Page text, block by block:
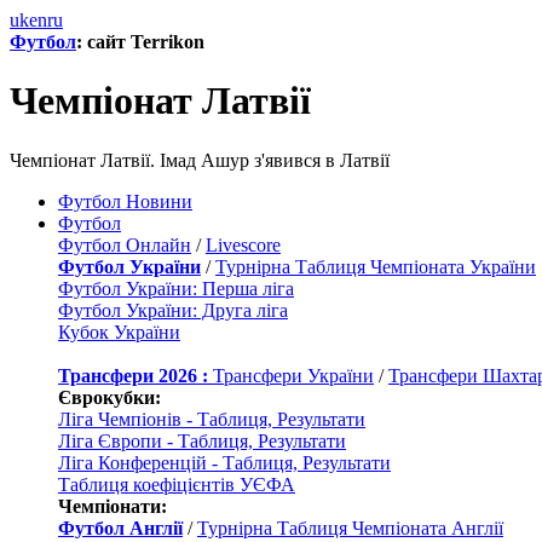
ukenru
Футбол: сайт Terrikon
Чемпiонат Латвiї
Чемпiонат Латвiї. Імад Ашур з'явився в Латвії
Футбол Новини
Футбол
Футбол Онлайн /Livescore
Футбол України /Турнірна Таблиця Чемпіоната України
Футбол України: Перша ліга
Футбол України: Друга ліга
Кубок України
Трансфери 2026 : Трансфери України /Трансфери
Єврокубки:
Ліга Чемпіонів - Таблиця, Результати
Ліга Європи - Таблиця, Результати
Ліга Конференцій - Таблиця, Результати
Таблиця коефіцієнтів УЄФА
Чемпіонати:
Футбол Англії/Турнірна Таблиця Чемпіоната Англії